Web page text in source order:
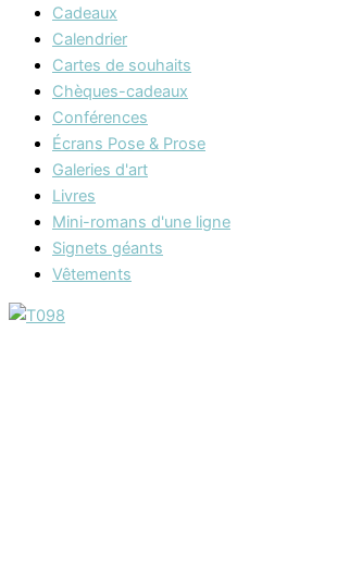
Cadeaux
Calendrier
Cartes de souhaits
Chèques-cadeaux
Conférences
Écrans Pose & Prose
Galeries d'art
Livres
Mini-romans d'une ligne
Signets géants
Vêtements